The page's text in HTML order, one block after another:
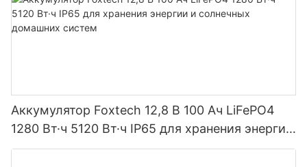
Аккумулятор Foxtech 12,8 В 100 Ач LiFePO4
1280 Вт·ч 5120 Вт·ч IP65 для хранения энергии
и солнечных домашних систем